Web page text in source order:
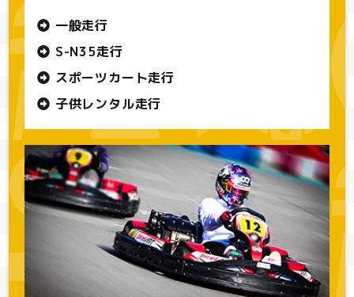
一般走行
S-N35走行
スポーツカート走行
子供レンタル走行